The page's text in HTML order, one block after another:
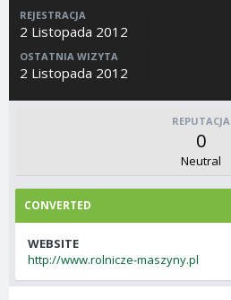
REJESTRACJA
2 Listopada 2012
OSTATNIA WIZYTA
2 Listopada 2012
REPUTACJA
0
Neutral
CONVERTED
WEBSITE
http://www.rolnicze-maszyny.pl